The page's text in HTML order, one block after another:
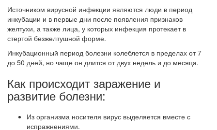
Источником вирусной инфекции являются люди в период
инкубации и в первые дни после появления признаков
желтухи, а также лица, у которых инфекция протекает в
стертой безжелтушной форме.
Инкубационный период болезни колеблется в пределах от 7
до 50 дней, но чаще он длится от двух недель и до месяца.
Как происходит заражение и
развитие болезни:
Из организма носителя вирус выделяется вместе с
испражнениями.